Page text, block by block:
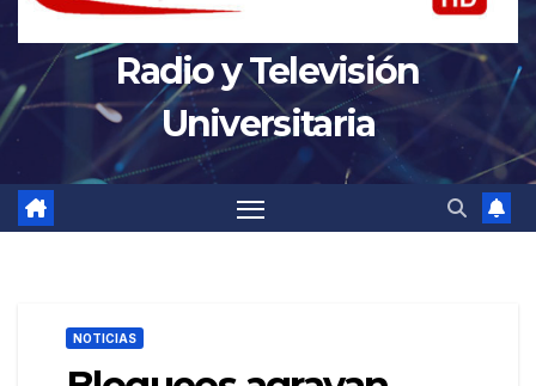
Radio y Televisión
Universitaria
NOTICIAS